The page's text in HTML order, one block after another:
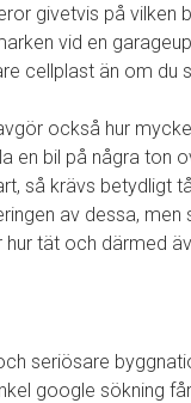
givetvis på vilken
vid en
cellplast än om du
också hur
en bil på några ton
så krävs betydligt
av dessa,
tät och därmed
seriösare
google sökning